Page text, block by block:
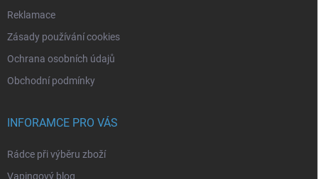
Reklamace
Zásady používání cookies
Ochrana osobních údajů
Obchodní podmínky
INFORAMCE PRO VÁS
Rádce při výběru zboží
Vapingový blog